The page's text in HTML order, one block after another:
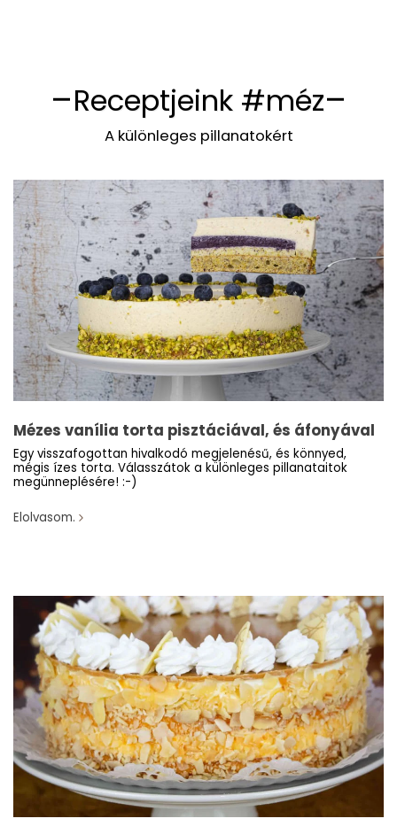
Receptjeink #méz
A különleges pillanatokért
Mézes vanília torta pisztáciával, és áfonyával
Egy visszafogottan hivalkodó megjelenésű, és könnyed,
mégis ízes torta. Válasszátok a különleges pillanataitok
megünneplésére! :-)
Elolvasom.